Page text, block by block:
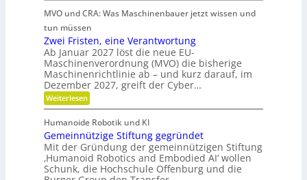
s
t
s
t
o
f
f
b
a
n
c
h
d
a
n
k
Ö
l
a
u
s
g
l
e
i
c
e
L
i
s
t
u
n
g
s
k
l
a
s
s
e
i
h
e
r
R
o
u
t
e
g
e
n
e
r
a
n
i
t
u
r
-
S
e
n
s
o
r
e
n
f
ü
MVO und CRA: Was Maschinenbauer jetzt wissen und
tun müssen
Zwei Fristen, eine Verantwortung
Ab Januar 2027 löst die neue EU-
Maschinenverordnung (MVO) die bisherige
Maschinenrichtlinie ab – und kurz darauf, im
Dezember 2027, greift der Cyber…
Weiterlesen:
Z
e
i
F
r
i
s
Humanoide Robotik und KI
Gemeinnützige Stiftung gegründet
Mit der Gründung der gemeinnützigen Stiftung
‚Humanoid Robotics and Embodied AI‘ wollen
Schunk, die Hochschule Offenburg und die